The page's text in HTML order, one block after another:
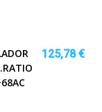
125,78 €